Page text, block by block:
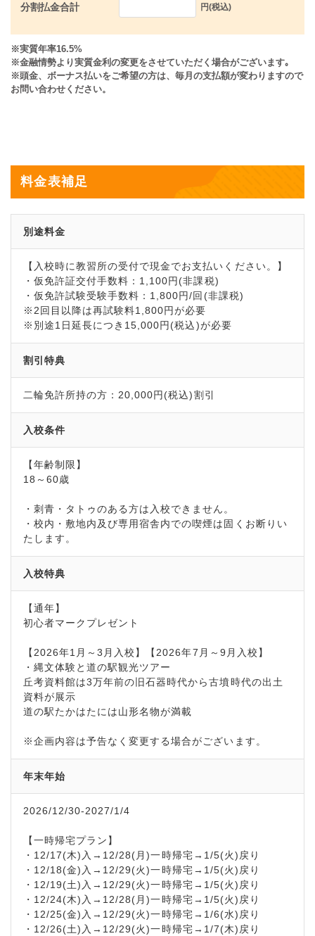
分割払金合計 円(税込)
※実質年率16.5%
※金融情勢より実質金利の変更をさせていただく場合がございます｡
※頭金、ボーナス払いをご希望の方は、毎月の支払額が変わりますので
お問い合わせください。
料金表補足
別途料金
【入校時に教習所の受付で現金でお支払いください。】
・仮免許証交付手数料：1,100円(非課税)
・仮免許試験受験手数料：1,800円/回(非課税)
※2回目以降は再試験料1,800円が必要
※別途1日延長につき15,000円(税込)が必要
割引特典
二輪免許所持の方：20,000円(税込)割引
入校条件
【年齢制限】
18～60歳
・刺青・タトゥのある方は入校できません。
・校内・敷地内及び専用宿舎内での喫煙は固くお断りい
たします。
入校特典
【通年】
初心者マークプレゼント
【2026年1月～3月入校】【2026年7月～9月入校】
・縄文体験と道の駅観光ツアー
丘考資料館は3万年前の旧石器時代から古墳時代の出土
資料が展示
道の駅たかはたには山形名物が満載
※企画内容は予告なく変更する場合がございます。
年末年始
2026/12/30-2027/1/4
【一時帰宅プラン】
・12/17(木)入→12/28(月)一時帰宅→1/5(火)戻り
・12/18(金)入→12/29(火)一時帰宅→1/5(火)戻り
・12/19(土)入→12/29(火)一時帰宅→1/5(火)戻り
・12/24(木)入→12/28(月)一時帰宅→1/5(火)戻り
・12/25(金)入→12/29(火)一時帰宅→1/6(水)戻り
・12/26(土)入→12/29(火)一時帰宅→1/7(木)戻り